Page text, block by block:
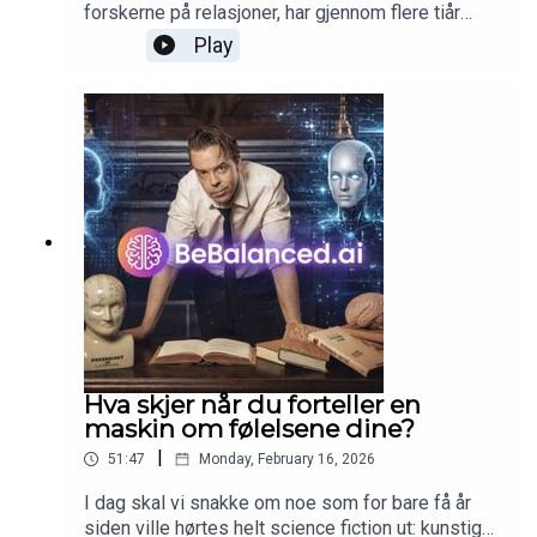
forskerne på relasjoner, har gjennom flere tiår
studert hva som skaper og opprettholder sterke
bånd mellom mennesker. Hans forskning har gitt
innsikt i dynamikken bak varige vennskap,
romantiske forhold, samarbeid mellom kollegaer
og familierelasjoner. En av de mest sentrale
innsiktene fra hans arbeid er betydningen av "bud"
i mellommenneskelig interaksjon, samt de fire
destruktive kommunikasjonsmønstrene han kaller
de "fire apokalyptiske rytterne». Velkommen til en
relasjonell episode av SinnSyn.
Play
Hva skjer når du forteller en
maskin om følelsene dine?
51:47 Monday, February 16, 2026
I dag skal vi snakke om noe som for bare få år
siden ville hørtes helt science fiction ut: kunstig